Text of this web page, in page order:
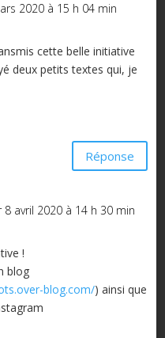
2020 à 15 h 04 min
cette belle initiative
deux petits textes qui, je
Réponse
8 avril 2020 à 14 h 30 min
!
blog
blog.com/) ainsi que